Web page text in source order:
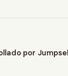
por